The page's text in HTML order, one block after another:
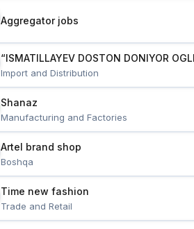
Aggregator jobs
“ISMATILLAYEV DOSTON DONIYOR
Import and Distribution
Shanaz
Manufacturing and Factories
Artel brand shop
Boshqa
Time new fashion
Trade and Retail